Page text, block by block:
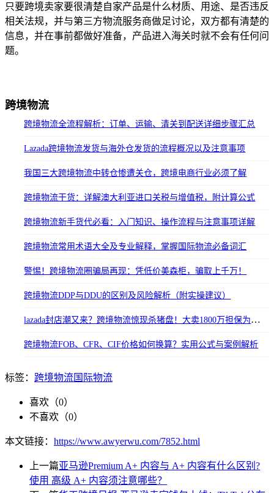
只要跨境卖家要很清楚自家产品是什么材质、用途、是否违反
相关法规，并与第三方物流服务商做足讨论，双方都有清楚的
信息，并在事前都做好准备，产品进入海关时就不会有任何问
题。
跨境物流
跨境物流全流程解析：订单、运输、清关到配送详细步骤汇总
Lazada跨境物流发货与海外仓发货的流程概况以及注意事项
我国三大跨境物流中转仓惨遭关仓，跨境电商行业必须了解
跨境物流干货：详解澳大利亚进口关税与增值税，附计算公式
跨境物流新手货代必看：入门知识、操作流程与注意事项详解
跨境物流常用术语大全及专业解释，掌握国际物流必备词汇
警惕！跨境物流圈骗局再现：凭低价美森柜，骗取上千万！
跨境物流DDP与DDU的区别及风险解析（附实操建议）
​lazada封店潮又来？​​跨境物流惊现杀猪盘！大卖1800万担保为物流商兜底！
跨境物流FOB、CFR、CIF价格如何换算？实用公式与案例解析
标签： 跨境物流国际物流
喜欢（0）
不喜欢（0）
本文链接： https://www.awyerwu.com/7852.html
上一篇亚马逊Premium A+ 内容与 A+ 内容有什么区别?
使用 高级 A+ 内容须注意哪些？